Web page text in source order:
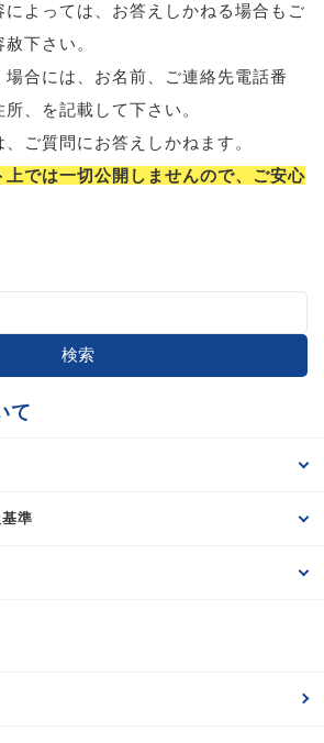
によっては、お答えしかねる場合もご
下さい。
場合には、お名前、ご連絡先電話番
、を記載して下さい。
ご質問にお答えしかねます。
上では一切公開しませんので、ご安心
検索
て
準